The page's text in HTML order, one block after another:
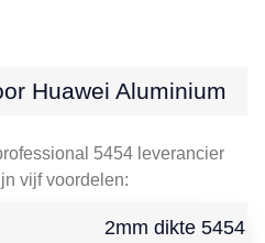
Huawei Aluminium
5454 leverancier
vijf voordelen:
2mm dikte 5454